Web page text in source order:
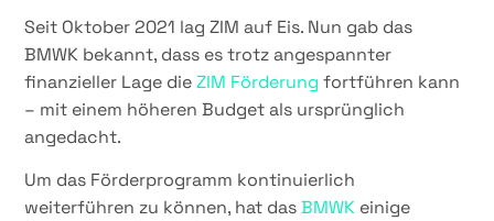
Seit Oktober 2021 lag ZIM auf Eis. Nun gab das
BMWK bekannt, dass es trotz angespannter
finanzieller Lage dieZIM Förderung fortführen kann
– mit einem höheren Budget als ursprünglich
angedacht.
Um das Förderprogramm kontinuierlich
weiterführen zu können, hat dasBMWK einige